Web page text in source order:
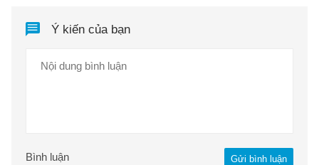
Ý kiến của bạn
Gửi bình luận
Bình luận